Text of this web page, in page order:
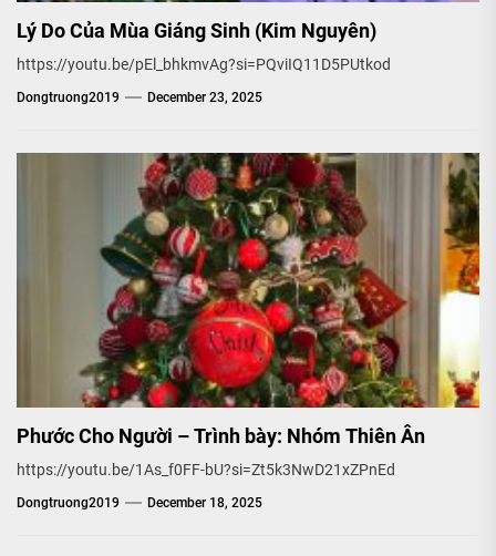
Lý Do Của Mùa Giáng Sinh (Kim Nguyên)
https://youtu.be/pEl_bhkmvAg?si=PQviIQ11D5PUtkod
Dongtruong2019 December 23, 2025
Phước Cho Người – Trình bày: Nhóm Thiên Ân
https://youtu.be/1As_f0FF-bU?si=Zt5k3NwD21xZPnEd
Dongtruong2019 December 18, 2025